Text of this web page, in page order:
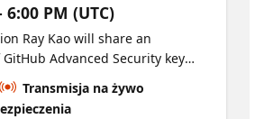
6:00 PM (UTC)
Ray Kao will share an
Advanced Security key
code scanning, secret
supply chain security.
Transmisja na żywo